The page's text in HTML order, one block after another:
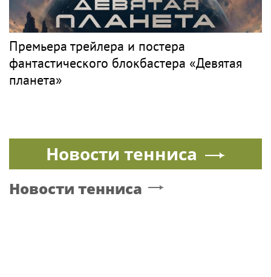
Премьера трейлера и постера
фантастического блокбастера «Девятая
планета»
Новости тенниса
Новости тенниса